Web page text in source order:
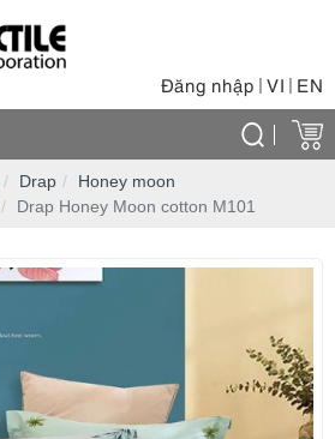
Đăng nhập | VI | EN
Drap
Honey moon
Drap Honey Moon cotton M101